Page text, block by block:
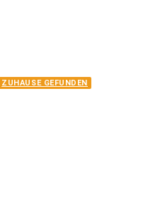
ZUHAUSE GEFUNDEN